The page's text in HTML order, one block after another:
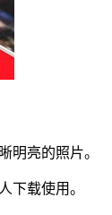
明亮的照片。
下载使用。